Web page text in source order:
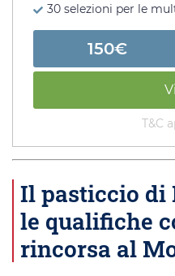
30 selezioni per le
150€
T&C
Il pasticcio di
le qualifiche
rincorsa al